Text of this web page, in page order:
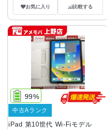
お気に入り 比較する
iPad 第10世代 Wi-Fiモデル
99%
中古Aランク